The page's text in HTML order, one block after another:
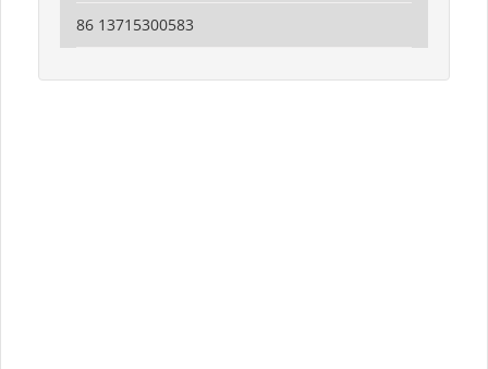
86 13715300583